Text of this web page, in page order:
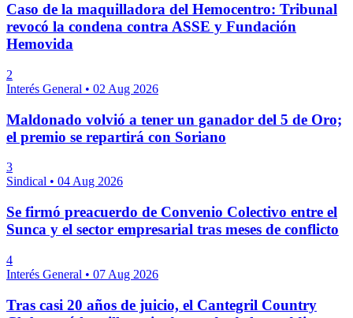
Caso de la maquilladora del Hemocentro: Tribunal
revocó la condena contra ASSE y Fundación
Hemovida
2
Interés General • 02 Aug 2026
Maldonado volvió a tener un ganador del 5 de Oro;
el premio se repartirá con Soriano
3
Sindical • 04 Aug 2026
Se firmó preacuerdo de Convenio Colectivo entre el
Sunca y el sector empresarial tras meses de conflicto
4
Interés General • 07 Aug 2026
Tras casi 20 años de juicio, el Cantegril Country